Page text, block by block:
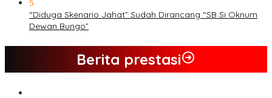
5
“Diduga Skenario Jahat” Sudah Dirancang “SB Si Oknum
Dewan Bungo”
Berita prestasi